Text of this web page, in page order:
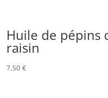
Huile de pépins
raisin
7,50 €